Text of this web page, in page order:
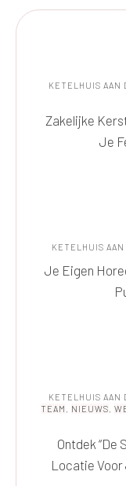
KETELHUIS AAN
Zakelijke
Je
KETELHUIS AAN
Je Eigen
KETELHUIS AAN
TEAM , NIEUWS,
Ontdek “De
Locatie Voor